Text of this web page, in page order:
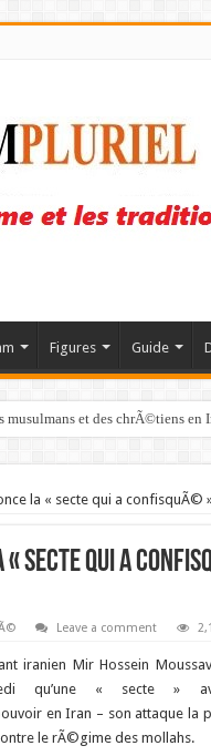
Figures Guide
et des chrÃ©tiens en
la « secte qui a confisquÃ©
secte qui a
Leave a comment
iranien Mir Hossein
qu’une « secte »
en Iran – son attaque la
le rÃ©gime des mollahs.